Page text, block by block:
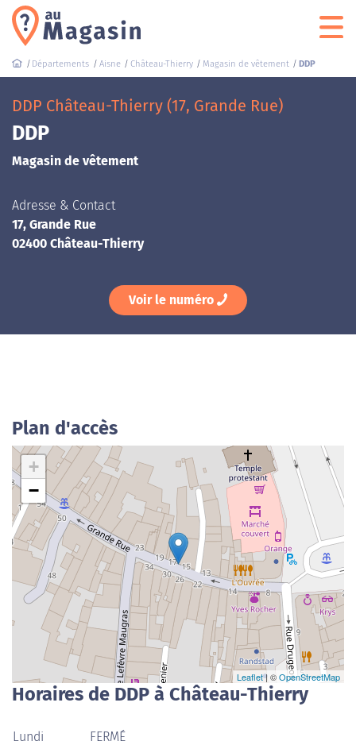
Départements Aisne Château-Thierry Magasin de vêtement DDP
DDP Château-Thierry (17, Grande Rue)
DDP
Magasin de vêtement
Adresse & Contact
17, Grande Rue
02400 Château-Thierry
Voir le numéro
Plan d'accès
+
−
Leaflet| ©OpenStreetMap
Horaires de DDP à Château-Thierry
Lundi
FERMÉ